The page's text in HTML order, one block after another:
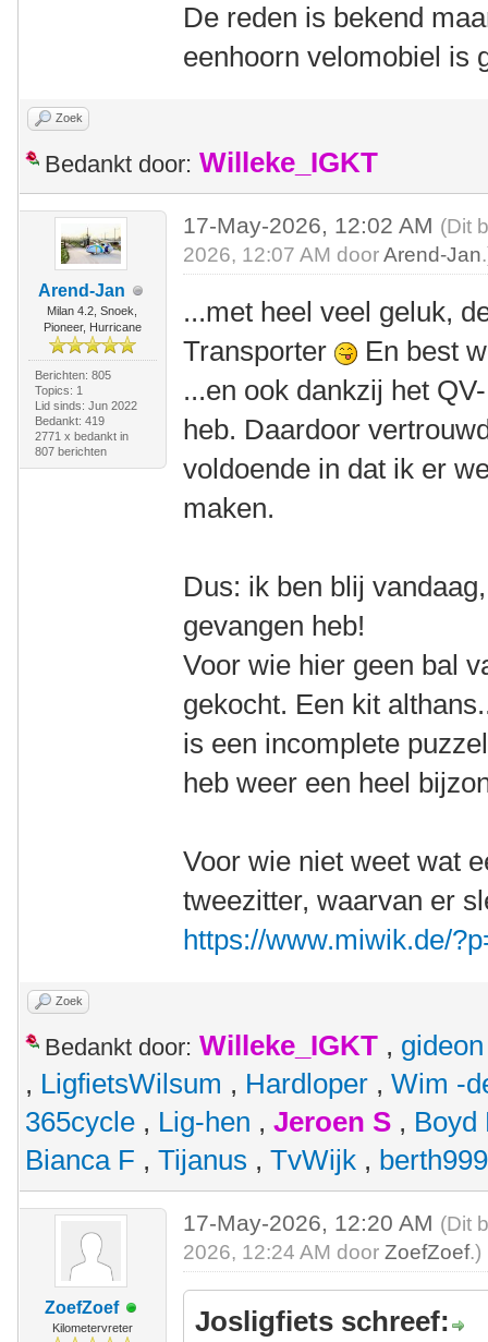
De reden is bekend
eenhoorn velomobiel is
Zoek
Bedankt door: Willeke_IGKT
Arend-Jan
Milan 4.2, Snoek,
Pioneer, Hurricane
Berichten: 805
Topics: 1
Lid sinds: Jun 2022
Bedankt: 419
2771 x bedankt in
807 berichten
17-May-2026, 12:02 AM (Dit
2026, 12:07 AM doorArend-Jan
...met heel veel geluk,
Transporter
En best
...en ook dankzij het
heb. Daardoor
voldoende in dat ik er
maken.
Dus: ik ben blij
gevangen heb!
Voor wie hier geen bal
gekocht. Een kit
is een incomplete
heb weer een heel
Voor wie niet weet wat
tweezitter, waarvan er
https://www.miwik.de/
Zoek
Bedankt door: Willeke_IGKT , gideon
, LigfietsWilsum , Hardloper , Wim -
365cycle , Lig-hen , Jeroen S , Boyd
Bianca F , Tijanus , TvWijk ,
ZoefZoef
Kilometervreter
17-May-2026, 12:20 AM (Dit
2026, 12:24 AM doorZoefZoef.)
Josligfiets schreef: